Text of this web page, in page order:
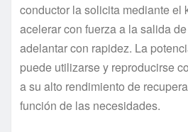
conductor la solicita mediante el
acelerar con fuerza a la salida
adelantar con rapidez. La
puede utilizarse y reproducirse
a su alto rendimiento de
función de las necesidades.